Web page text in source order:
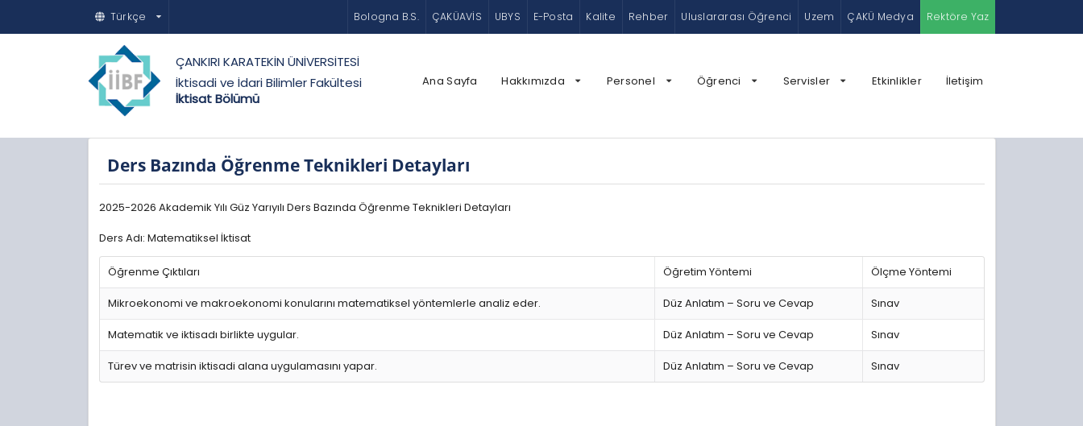
Türkçe Bologna B.S. ÇAKÜAVİS UBYS E-Posta Kalite Rehber Uluslararası Öğrenci Uzem ÇAKÜ Medya Rektöre Yaz
ÇANKIRI KARATEKİN ÜNİVERSİTESİ
İktisadi ve İdari Bilimler Fakültesi
İktisat Bölümü
Ana Sayfa Hakkımızda Personel Öğrenci Servisler Etkinlikler İletişim
Ders Bazında Öğrenme Teknikleri Detayları
2025-2026 Akademik Yılı Güz Yarıyılı Ders Bazında Öğrenme Teknikleri Detayları
Ders Adı: Matematiksel İktisat
Öğrenme Çıktıları Öğretim Yöntemi Ölçme Yöntemi
Mikroekonomi ve makroekonomi konularını matematiksel yöntemlerle analiz eder. Düz Anlatım – Soru ve Cevap Sınav
Matematik ve iktisadı birlikte uygular. Düz Anlatım – Soru ve Cevap Sınav
Türev ve matrisin iktisadi alana uygulamasını yapar. Düz Anlatım – Soru ve Cevap Sınav